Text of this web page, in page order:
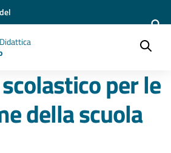
per le
della scuola